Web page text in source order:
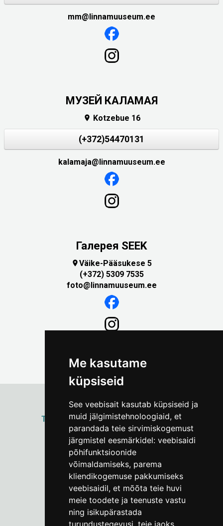
Me kasutame
küpsiseid
See veebisait kasutab küpsiseid ja
muid jälgimistehnoloogiaid, et
parandada teie sirvimiskogemust
järgmistel eesmärkidel: veebisaidi
põhifunktsioonide
võimaldamiseks, parema
kliendikogemuse pakkumiseks
veebisaidil, et mõõta teie huvi
meie toodete ja teenuste vastu
ning isikupärastada
turundustegevusi teie jaoks
mm@linnamuuseum.ee
МУЗЕЙ КАЛАМАЯ
 Kotzebue 16
(+372)54470131
kalamaja@linnamuuseum.ee
Галерея SEEK
Väike-Pääsukese 5
(+372) 5309 7535
foto@linnamuuseum.ee
ТАЛЛИННСКИЙГОРОДСКОЙ МУЗЕЙ
Vene 17
Пн–Пт 9–17:(+372) 610 4178
info@linnamuuseum.ee